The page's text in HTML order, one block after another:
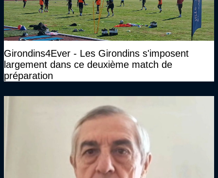
Girondins4Ever - Les Girondins s'imposent
largement dans ce deuxième match de
préparation